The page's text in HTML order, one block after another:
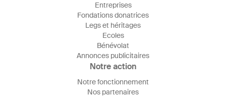
Entreprises
Fondations donatrices
Legs et héritages
Ecoles
Bénévolat
Annonces publicitaires
Notre action
Notre fonctionnement
Nos partenaires